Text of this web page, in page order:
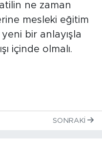
ne zaman
mesleki eğitim
bir anlayışla
içinde olmalı.
SONRAKI